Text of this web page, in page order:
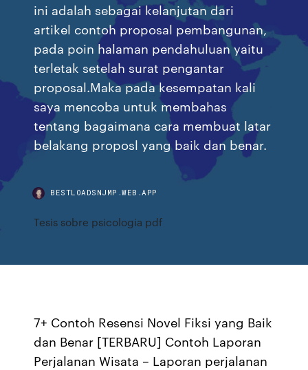
ini adalah sebagai kelanjutan dari
artikel contoh proposal pembangunan,
pada poin halaman pendahuluan yaitu
terletak setelah surat pengantar
proposal.Maka pada kesempatan kali
saya mencoba untuk membahas
tentang bagaimana cara membuat latar
belakang proposl yang baik dan benar.
BESTLOADSNJMP.WEB.APP
Tesis sobre psicologia pdf
7+ Contoh Resensi Novel Fiksi yang Baik
dan Benar [TERBARU] Contoh Laporan
Perjalanan Wisata – Laporan perjalanan